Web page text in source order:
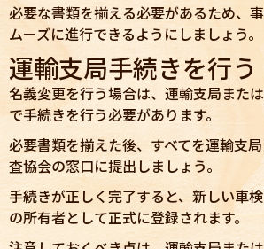
必要な書類を揃える必要があるため、
ムーズに進行できるようにしましょう。
運輸支局手続きを行う
名義変更を行う場合は、運輸支局また
で手続きを行う必要があります。
必要書類を揃えた後、すべてを運輸支
査協会の窓口に提出しましょう。
手続きが正しく完了すると、新しい車
の所有者として正式に登録されます。